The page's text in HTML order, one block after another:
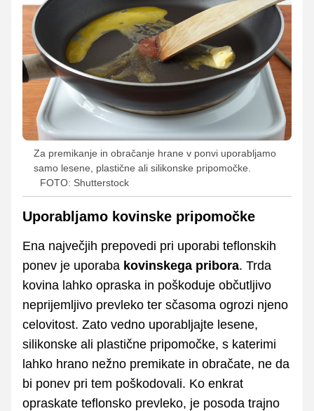
Za premikanje in obračanje hrane v ponvi uporabljamo
samo lesene, plastične ali silikonske pripomočke.
FOTO: Shutterstock
Uporabljamo kovinske pripomočke
Ena največjih prepovedi pri uporabi teflonskih
ponev je uporaba kovinskega pribora. Trda
kovina lahko opraska in poškoduje občutljivo
neprijemljivo prevleko ter sčasoma ogrozi njeno
celovitost. Zato vedno uporabljajte lesene,
silikonske ali plastične pripomočke, s katerimi
lahko hrano nežno premikate in obračate, ne da
bi ponev pri tem poškodovali. Ko enkrat
opraskate teflonsko prevleko, je posoda trajno